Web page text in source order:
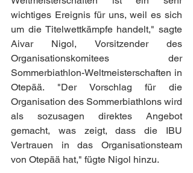
wichtiges Ereignis für uns, weil es sich
um die Titelwettkämpfe handelt," sagte
Aivar Nigol, Vorsitzender des
Organisationskomitees der
Sommerbiathlon-Weltmeisterschaften in
Otepää. "Der Vorschlag für die
Organisation des Sommerbiathlons wird
als sozusagen direktes Angebot
gemacht, was zeigt, dass die IBU
Vertrauen in das Organisationsteam
von Otepää hat," fügte Nigol hinzu.